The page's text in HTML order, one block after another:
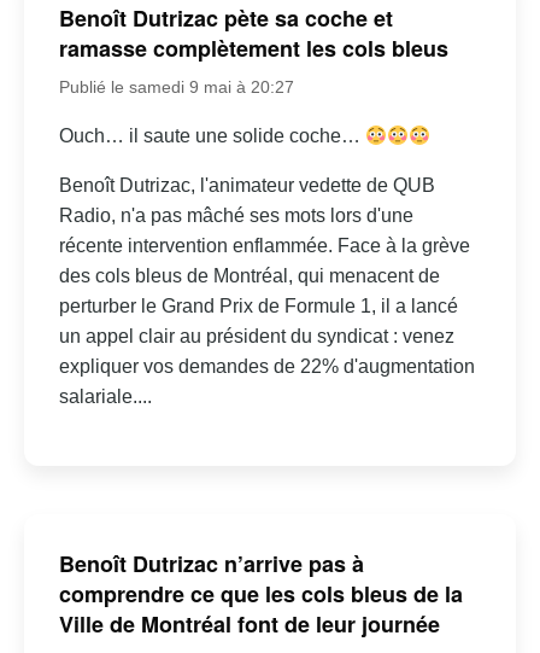
Benoît Dutrizac pète sa coche et
ramasse complètement les cols bleus
Publié le samedi 9 mai à 20:27
Ouch… il saute une solide coche…
Benoît Dutrizac, l'animateur vedette de QUB
Radio, n'a pas mâché ses mots lors d'une
récente intervention enflammée. Face à la grève
des cols bleus de Montréal, qui menacent de
perturber le Grand Prix de Formule 1, il a lancé
un appel clair au président du syndicat : venez
expliquer vos demandes de 22% d'augmentation
salariale....
Benoît Dutrizac n’arrive pas à
comprendre ce que les cols bleus de la
Ville de Montréal font de leur journée